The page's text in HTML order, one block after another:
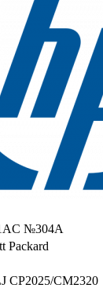
№304A
Packard
CP2025/CM2320